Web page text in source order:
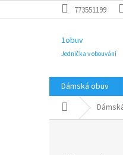
na
773551199
1obuv
Jednička v obouvání
Dámská obuv
Domů